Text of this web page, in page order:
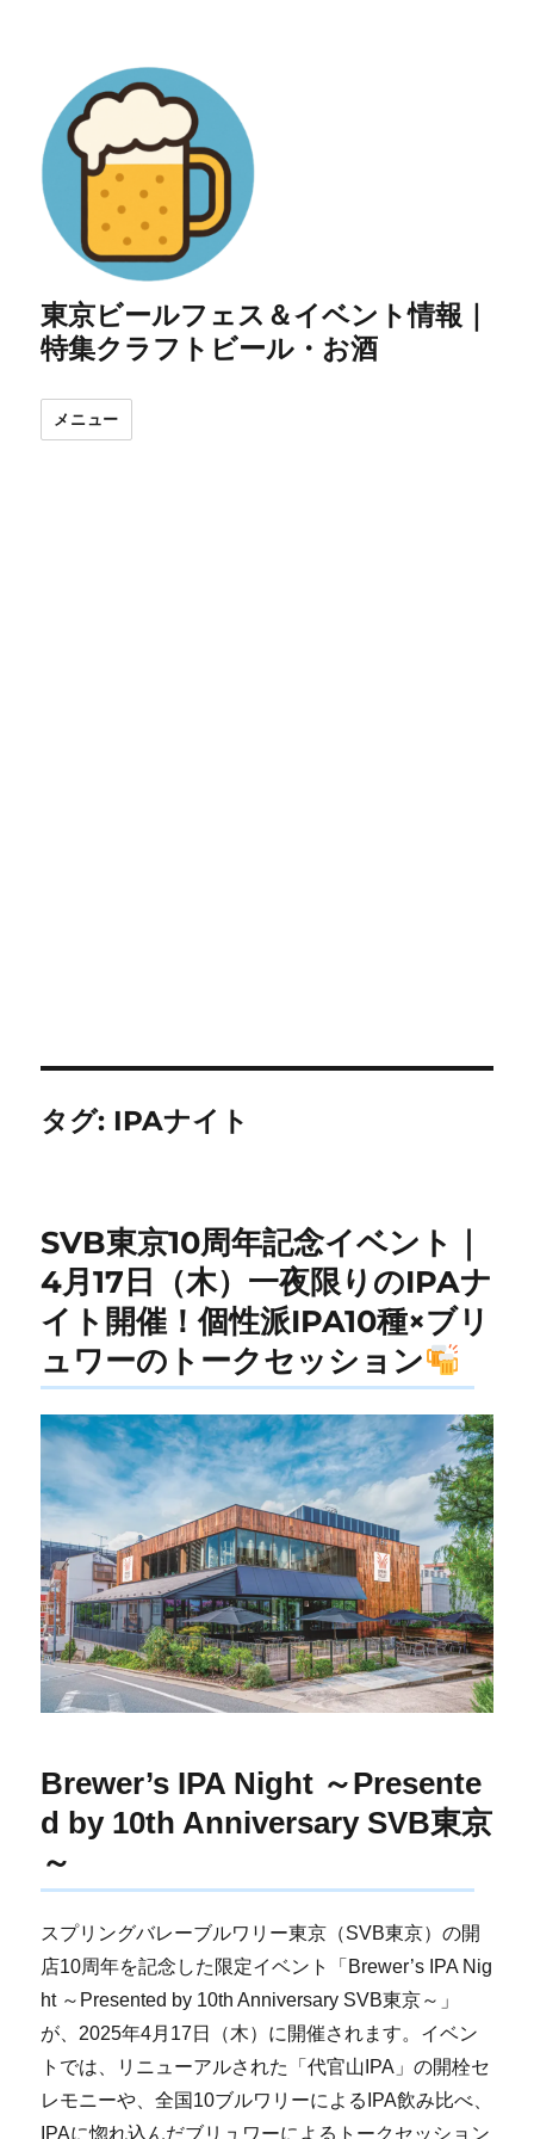
東京ビールフェス＆イベント情報｜
特集クラフトビール・お酒
メニュー
タグ: IPAナイト
SVB東京10周年記念イベント｜
4月17日（木）一夜限りのIPAナ
イト開催！個性派IPA10種×ブリ
ュワーのトークセッション
Brewer’s IPA Night ～Presente
d by 10th Anniversary SVB東京
～
スプリングバレーブルワリー東京（SVB東京）の開
店10周年を記念した限定イベント「Brewer’s IPA Nig
ht ～Presented by 10th Anniversary SVB東京～」
が、2025年4月17日（木）に開催されます。イベン
トでは、リニューアルされた「代官山IPA」の開栓セ
レモニーや、全国10ブルワリーによるIPA飲み比べ、
IPAに惚れ込んだブリュワーによるトークセッション